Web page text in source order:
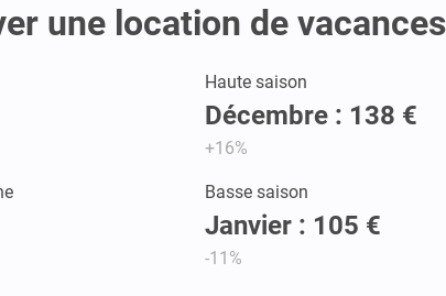
une location de
Haute saison
Décembre : 138 €
+16%
Basse saison
Janvier : 105 €
-11%